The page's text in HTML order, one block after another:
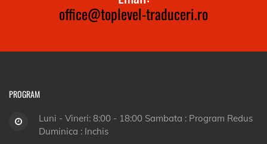
office@toplevel-traduceri.ro
PROGRAM
Luni - Vineri: 8:00 - 18:00 Sambata : Program Redus
Duminica : Inchis